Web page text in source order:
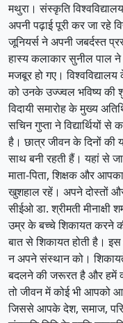
मथुरा। संस्कृति
अपनी पढ़ाई पूरी कर जा रहे
जूनियर्स ने अपनी जबर्दस्त
हास्य कलाकार सुनील पाल
मजबूर हो गए। विश्वविद्यालय
को उनके उज्ज्वल भविष्य की
विदायी समारोह के मुख्य
सचिन गुप्ता ने
है। छात्र जीवन के दिनों
साथ बनी रहती हैं। यहां से
माता-पिता, शिक्षक और
खुशहाल रहें। अपने दोस्तों
सीईओ डा. श्रीमती मीनाक्षी
उम्र के बच्चे शिकायत करने
बात से शिकायत होती है।
न अपने संस्थान को।
बदलने की जरूरत है और हमें
तो जीवन में कोई भी आपको
जिससे आपके देश, समाज,